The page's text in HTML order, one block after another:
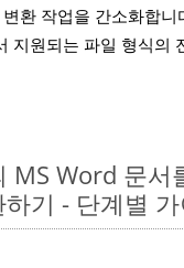
환 작업을 간소화합니
지원되는 파일 형식의
MS Word 문서
기 - 단계별